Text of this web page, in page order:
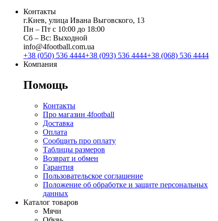
Контакты
г.Киев, улица Ивана Выговского, 13
Пн ‒ Пт с 10:00 до 18:00
Сб ‒ Вс: Выходной
info@4football.com.ua
+38 (050) 536 4444+38 (093) 536 4444+38 (068) 536 4444
Компания
Помощь
Контакты
Про магазин 4football
Доставка
Оплата
Сообщить про оплату
Таблицы размеров
Возврат и обмен
Гарантия
Пользовательское соглашение
Положение об обработке и защите персональных
данных
Каталог товаров
Мячи